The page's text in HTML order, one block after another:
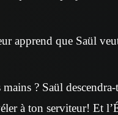
apprend que Saül
? Saül
à ton serviteur! Et